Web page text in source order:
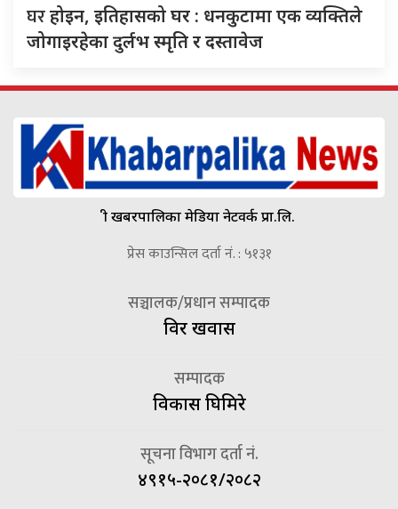
घरहोइन, इतिहासको घर : धनकुटामा एक व्यक्तिले
जोगाइरहेका दुर्लभ स्मृति र दस्तावेज
श्री खबरपालिका मेडिया नेटवर्क प्रा.लि.
प्रेस काउन्सिल दर्ता नं. : ५१३१
सञ्चालक/प्रधान सम्पादक
विदुर खवास
सम्पादक
विकास घिमिरे
सूचना विभाग दर्ता नं.
४९१५-२०८१/२०८२